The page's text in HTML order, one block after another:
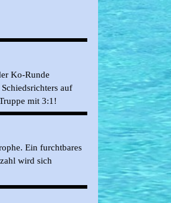
Ko-Runde
auf
mit 3:1!
Ein furchtbares
wird sich